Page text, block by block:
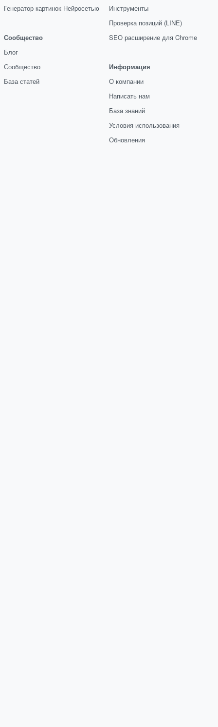
Генератор картинок Нейросетью
Сообщество
Блог
Сообщество
База статей
Инструменты
Проверка позиций (LINE)
SEO расширение для Chrome
Информация
О компании
Написать нам
База знаний
Условия использования
Обновления